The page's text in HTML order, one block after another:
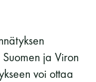
ja Viron
voi ottaa